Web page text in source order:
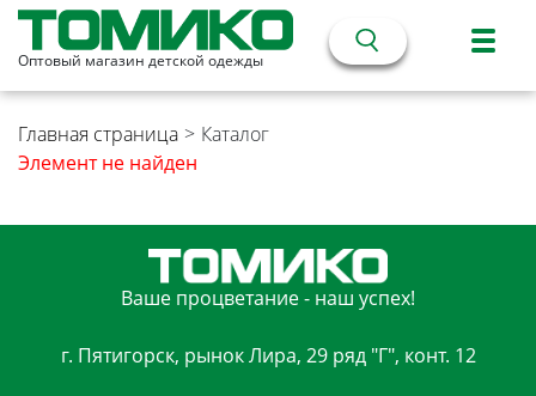
Оптовый магазин детской одежды
Главная страница > Каталог
Элемент не найден
Ваше процветание - наш успех!
г. Пятигорск, рынок Лира, 29 ряд "Г", конт. 12